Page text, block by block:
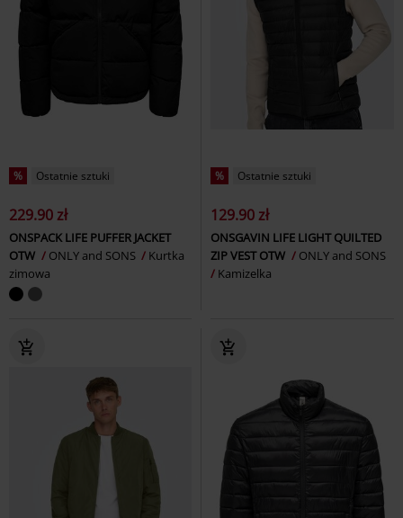
% Ostatnie sztuki
229.90 zł
ONSPACK LIFE PUFFER JACKET
OTW
ONLY and SONS
Kurtka
zimowa
% Ostatnie sztuki
129.90 zł
ONSGAVIN LIFE LIGHT QUILTED
ZIP VEST OTW
ONLY and SONS
Kamizelka